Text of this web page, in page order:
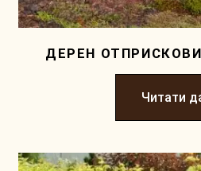
ДЕРЕН
Читати